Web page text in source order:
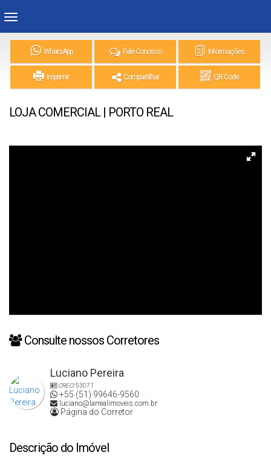
WhatsApp Fale Conosco Informações
Imprimir Compartilhar QR Code
LOJA COMERCIAL | PORTO REAL
Consulte nossos Corretores
Luciano Pereira
CRECI53071
+55 (51) 99646-9560
luciano@larrealimoveis.com.br
Página do Corretor
Descrição do Imóvel